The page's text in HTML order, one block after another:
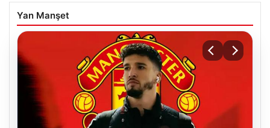
Yan Manşet